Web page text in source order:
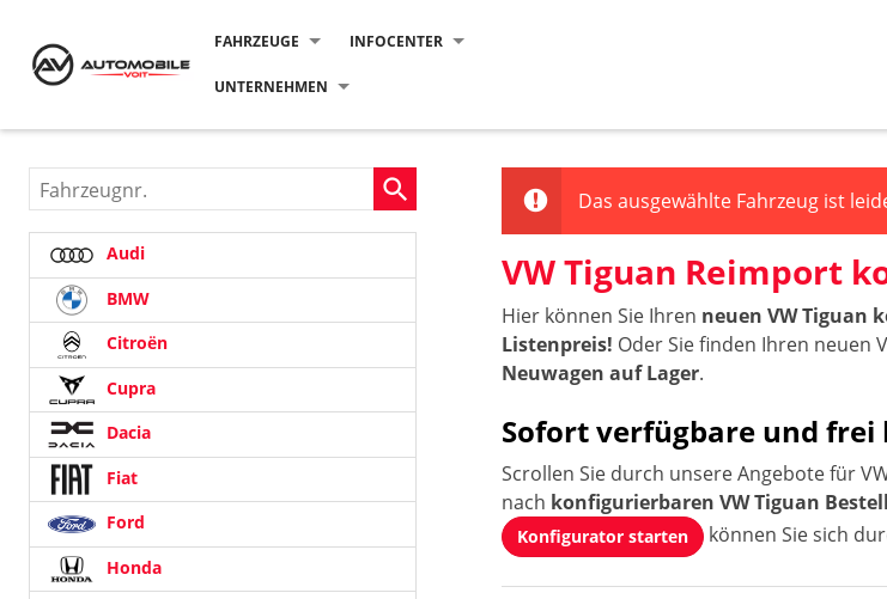
FAHRZEUGE INFOCENTER
UNTERNEHMEN
Das ausgewählte Fahrzeug ist
VW Tiguan Reimport
Hier können Sie Ihren neuen VW Tiguan
Listenpreis! Oder Sie finden Ihren neuen
Neuwagen auf Lager.
Sofort verfügbare und frei
Scrollen Sie durch unsere Angebote für
nach konfigurierbaren VW Tiguan
Konfigurator starten können Sie sich
Fahrzeugnr.
Audi
BMW
Citroën
Cupra
Dacia
Fiat
Ford
Honda